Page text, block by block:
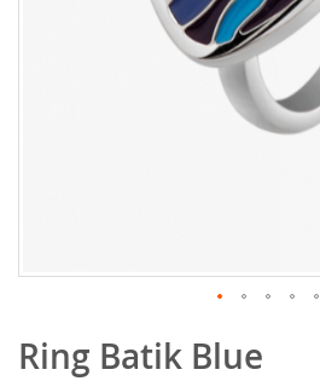
Anfang
der
Ring Batik Blue